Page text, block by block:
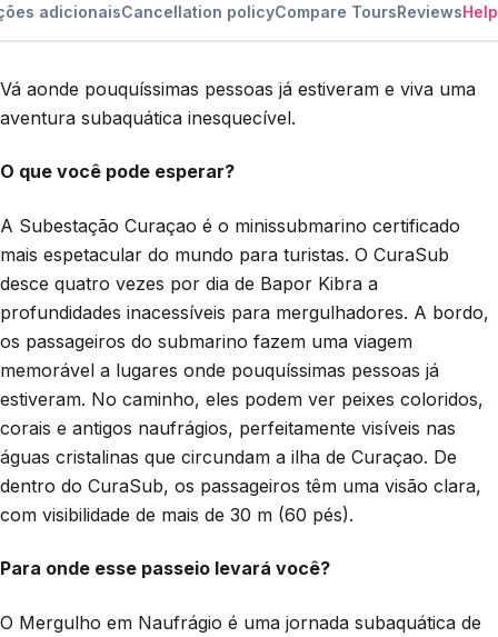
adicionaisCancellation policyCompare ToursReviewsHelp
Vá aonde pouquíssimas pessoas já estiveram e viva uma
aventura subaquática inesquecível.
O que você pode esperar?
A Subestação Curaçao é o minissubmarino certificado
mais espetacular do mundo para turistas. O CuraSub
desce quatro vezes por dia de Bapor Kibra a
profundidades inacessíveis para mergulhadores. A bordo,
os passageiros do submarino fazem uma viagem
memorável a lugares onde pouquíssimas pessoas já
estiveram. No caminho, eles podem ver peixes coloridos,
corais e antigos naufrágios, perfeitamente visíveis nas
águas cristalinas que circundam a ilha de Curaçao. De
dentro do CuraSub, os passageiros têm uma visão clara,
com visibilidade de mais de 30 m (60 pés).
Para onde esse passeio levará você?
O Mergulho em Naufrágio é uma jornada subaquática de